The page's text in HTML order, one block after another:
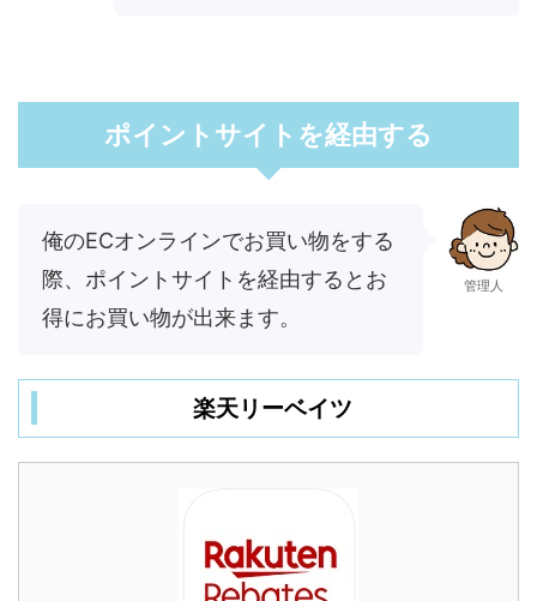
ポイントサイトを経由する
俺のECオンラインでお買い物をする
際、ポイントサイトを経由するとお
得にお買い物が出来ます。
管理人
楽天リーベイツ